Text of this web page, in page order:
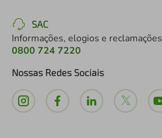
SAC
Informações, elogios e reclamações
0800 724 7220
Nossas Redes Sociais